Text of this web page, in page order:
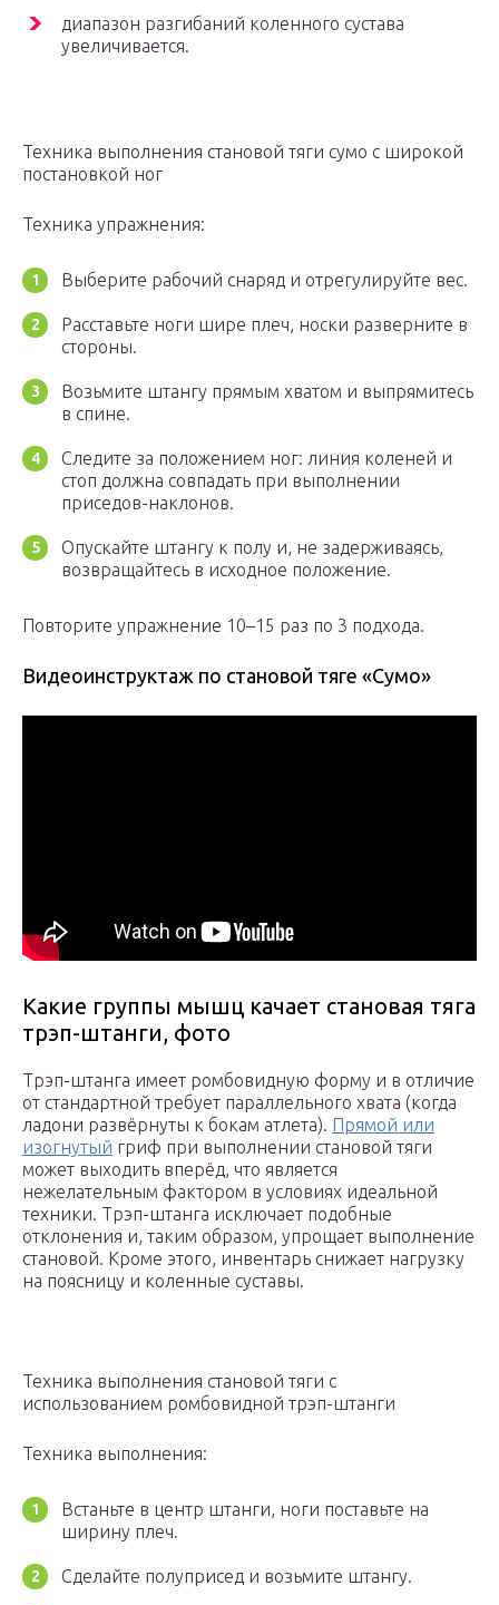
диапазон разгибаний коленного сустава
увеличивается.
Техника выполнения становой тяги сумо с широкой
постановкой ног
Техника упражнения:
Выберите рабочий снаряд и отрегулируйте вес.
Расставьте ноги шире плеч, носки разверните в
стороны.
Возьмите штангу прямым хватом и выпрямитесь
в спине.
Следите за положением ног: линия коленей и
стоп должна совпадать при выполнении
приседов-наклонов.
Опускайте штангу к полу и, не задерживаясь,
возвращайтесь в исходное положение.
Повторите упражнение 10–15 раз по 3 подхода.
Видеоинструктаж по становой тяге «Сумо»
Какие группы мышц качает становая тяга
трэп-штанги, фото
Трэп-штанга имеет ромбовидную форму и в отличие
от стандартной требует параллельного хвата (когда
ладони развёрнуты к бокам атлета). Прямой или
изогнутый гриф при выполнении становой тяги
может выходить вперёд, что является
нежелательным фактором в условиях идеальной
техники. Трэп-штанга исключает подобные
отклонения и, таким образом, упрощает выполнение
становой. Кроме этого, инвентарь снижает нагрузку
на поясницу и коленные суставы.
Техника выполнения становой тяги с
использованием ромбовидной трэп-штанги
Техника выполнения:
Встаньте в центр штанги, ноги поставьте на
ширину плеч.
Сделайте полуприсед и возьмите штангу.